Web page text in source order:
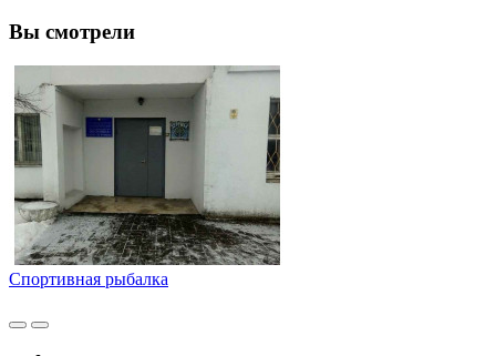
Вы смотрели
Спортивная рыбалка